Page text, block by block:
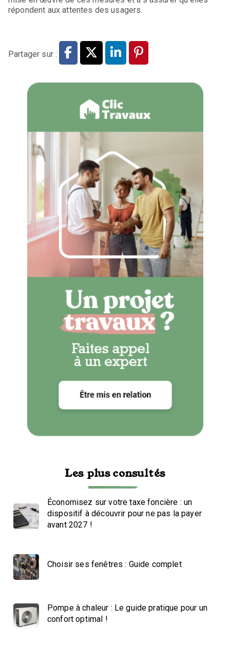
répondent aux attentes des usagers.
Partager sur :
Les plus consultés
Économisez sur votre taxe foncière : un
dispositif à découvrir pour ne pas la payer
avant 2027 !
Choisir ses fenêtres : Guide complet
Pompe à chaleur : Le guide pratique pour un
confort optimal !